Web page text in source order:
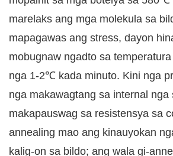
marelaks ang mga molekula sa
mapagawas ang stress, dayon
mobugnaw ngadto sa
nga 1-2℃ kada minuto. Kini nga
nga makawagtang sa internal nga
makapauswag sa resistensya sa
annealing mao ang kinauyokan
kalig-on sa bildo; ang wala gi-